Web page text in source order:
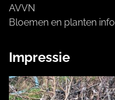
AVVN
Bloemen en planten info
Impressie